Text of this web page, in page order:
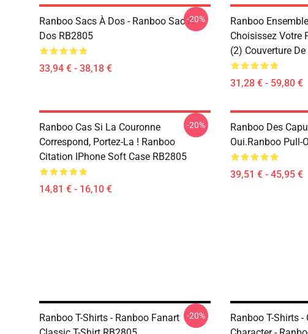
Ranboo Sacs À Dos - Ranboo Sac À
Dos RB2805
33,94 € - 38,18 €
-20%
Ranboo
Choisissez Votre
(2) Couverture
31,28 € - 59,80 €
Ranboo Cas Si La Couronne
Correspond, Portez-La ! Ranboo
Citation IPhone Soft Case RB2805
14,81 € - 16,10 €
-20%
Ranboo Des
Oui.Ranboo Pull-
39,51 € - 45,95 €
Ranboo T-Shirts - Ranboo Fanart
-20%
Ranboo T-Shirts -